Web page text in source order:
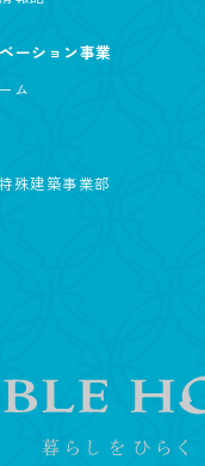
ーション事業
ム
殊建築事業部